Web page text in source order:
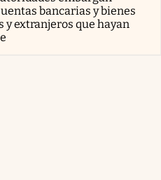
bancarias y bienes
y extranjeros que hayan